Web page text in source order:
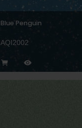
Blue Penguin
AQI2002